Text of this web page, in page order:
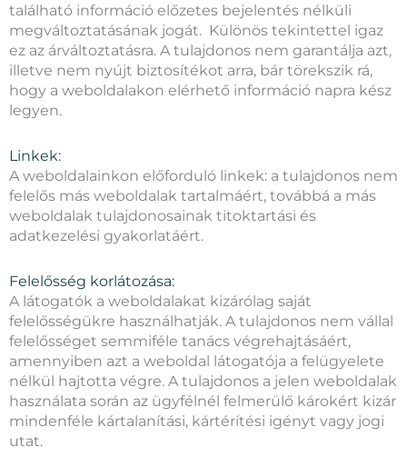
található információ előzetes bejelentés nélküli
megváltoztatásának jogát. Különös tekintettel igaz
ez az árváltoztatásra. A tulajdonos nem garantálja azt,
illetve nem nyújt biztosítékot arra, bár törekszik rá,
hogy a weboldalakon elérhető információ napra kész
legyen.
Linkek:
A weboldalainkon előforduló linkek: a tulajdonos nem
felelős más weboldalak tartalmáért, továbbá a más
weboldalak tulajdonosainak titoktartási és
adatkezelési gyakorlatáért.
Felelősség korlátozása:
A látogatók a weboldalakat kizárólag saját
felelősségükre használhatják. A tulajdonos nem vállal
felelősséget semmiféle tanács végrehajtásáért,
amennyiben azt a weboldal látogatója a felügyelete
nélkül hajtotta végre. A tulajdonos a jelen weboldalak
használata során az ügyfélnél felmerülő károkért kizár
mindenféle kártalanítási, kártérítési igényt vagy jogi
utat.